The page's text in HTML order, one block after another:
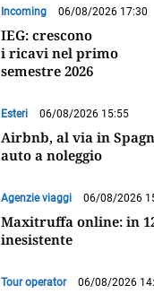
Incoming 06/08/2026 17:30
IEG: crescono
i ricavi nel primo
semestre 2026
Esteri 06/08/2026 15:55
Airbnb, al via in
auto a noleggio
Agenzie viaggi 06/08/2026
Maxitruffa online: in
inesistente
Tour operator 06/08/2026